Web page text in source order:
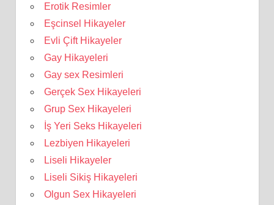
Erotik Resimler
Eşcinsel Hikayeler
Evli Çift Hikayeler
Gay Hikayeleri
Gay sex Resimleri
Gerçek Sex Hikayeleri
Grup Sex Hikayeleri
İş Yeri Seks Hikayeleri
Lezbiyen Hikayeleri
Liseli Hikayeler
Liseli Sikiş Hikayeleri
Olgun Sex Hikayeleri